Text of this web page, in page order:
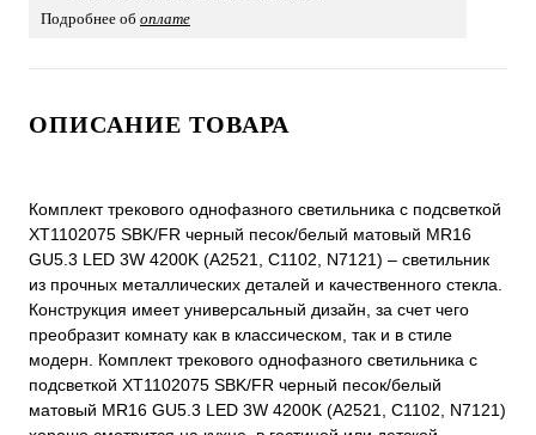
Подробнее об оплате
ОПИСАНИЕ ТОВАРА
Комплект трекового однофазного светильника с подсветкой
XT1102075 SBK/FR черный песок/белый матовый MR16
GU5.3 LED 3W 4200K (A2521, C1102, N7121) – светильник
из прочных металлических деталей и качественного стекла.
Конструкция имеет универсальный дизайн, за счет чего
преобразит комнату как в классическом, так и в стиле
модерн. Комплект трекового однофазного светильника с
подсветкой XT1102075 SBK/FR черный песок/белый
матовый MR16 GU5.3 LED 3W 4200K (A2521, C1102, N7121)